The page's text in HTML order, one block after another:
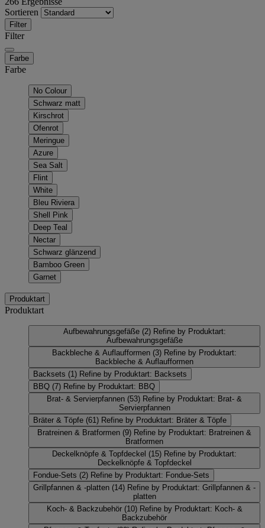
Sortieren
Filter
Filter
Farbe
Farbe
No Colour
Schwarz matt
Kirschrot
Ofenrot
Meringue
Azure
Sea Salt
Flint
White
Bleu Riviera
Shell Pink
Deep Teal
Nectar
Schwarz glänzend
Bamboo Green
Garnet
Produktart
Produktart
Aufbewahrungsgefäße (2) Refine by Produktart:
Aufbewahrungsgefäße
Backbleche & Auflaufformen (3) Refine by Produktart:
Backbleche & Auflaufformen
Backsets (1) Refine by Produktart: Backsets
BBQ (7) Refine by Produktart: BBQ
Brat- & Servierpfannen (53) Refine by Produktart: Brat- &
Servierpfannen
Bräter & Töpfe (61) Refine by Produktart: Bräter & Töpfe
Bratreinen & Bratformen (9) Refine by Produktart: Bratreinen &
Bratformen
Deckelknöpfe & Topfdeckel (15) Refine by Produktart:
Deckelknöpfe & Topfdeckel
Fondue-Sets (2) Refine by Produktart: Fondue-Sets
Grillpfannen & -platten (14) Refine by Produktart: Grillpfannen & -
platten
Koch- & Backzubehör (10) Refine by Produktart: Koch- &
Backzubehör